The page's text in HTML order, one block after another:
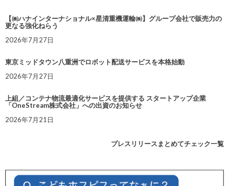
【㈱ハナインターナショナル×星清重機運輸㈱】グループ会社で販売力の
更なる強化ねらう
2026年7月27日
東京ミッドタウン八重洲でロボット配送サービスを本格始動
2026年7月27日
上組／コンテナ物流最適化サービスを提供する スタートアップ企業
「OneStream株式会社」への出資のお知らせ
2026年7月21日
プレスリリースまとめてチェック一覧